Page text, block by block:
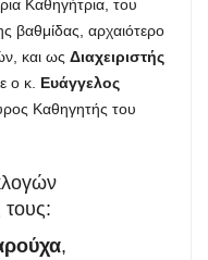
Καθηγήτρια, του
βαθμίδας, αρχαιότερο
και ως Διαχειριστής
ο κ. Ευάγγελος
Καθηγητής του
,